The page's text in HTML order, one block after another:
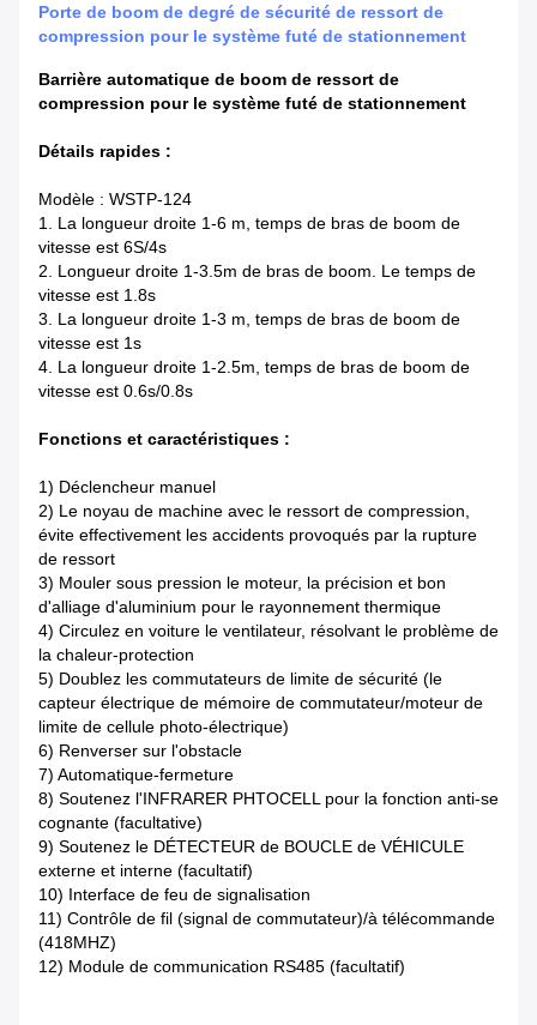
Porte de boom de degré de sécurité de ressort de
compression pour le système futé de stationnement
Barrière automatique de boom de ressort de
compression pour le système futé de stationnement
Détails rapides :
Modèle : WSTP-124
1. La longueur droite 1-6 m, temps de bras de boom de
vitesse est 6S/4s
2. Longueur droite 1-3.5m de bras de boom. Le temps de
vitesse est 1.8s
3. La longueur droite 1-3 m, temps de bras de boom de
vitesse est 1s
4. La longueur droite 1-2.5m, temps de bras de boom de
vitesse est 0.6s/0.8s
Fonctions et caractéristiques :
1) Déclencheur manuel
2) Le noyau de machine avec le ressort de compression,
évite effectivement les accidents provoqués par la rupture
de ressort
3) Mouler sous pression le moteur, la précision et bon
d'alliage d'aluminium pour le rayonnement thermique
4) Circulez en voiture le ventilateur, résolvant le problème de
la chaleur-protection
5) Doublez les commutateurs de limite de sécurité (le
capteur électrique de mémoire de commutateur/moteur de
limite de cellule photo-électrique)
6) Renverser sur l'obstacle
7) Automatique-fermeture
8) Soutenez l'INFRARER PHTOCELL pour la fonction anti-se
cognante (facultative)
9) Soutenez le DÉTECTEUR de BOUCLE de VÉHICULE
externe et interne (facultatif)
10) Interface de feu de signalisation
11) Contrôle de fil (signal de commutateur)/à télécommande
(418MHZ)
12) Module de communication RS485 (facultatif)